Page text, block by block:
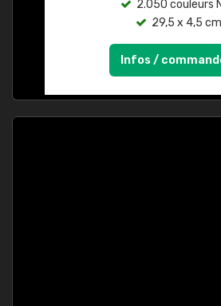
2.050 couleurs
29,5 x 4,5 cm
Infos /